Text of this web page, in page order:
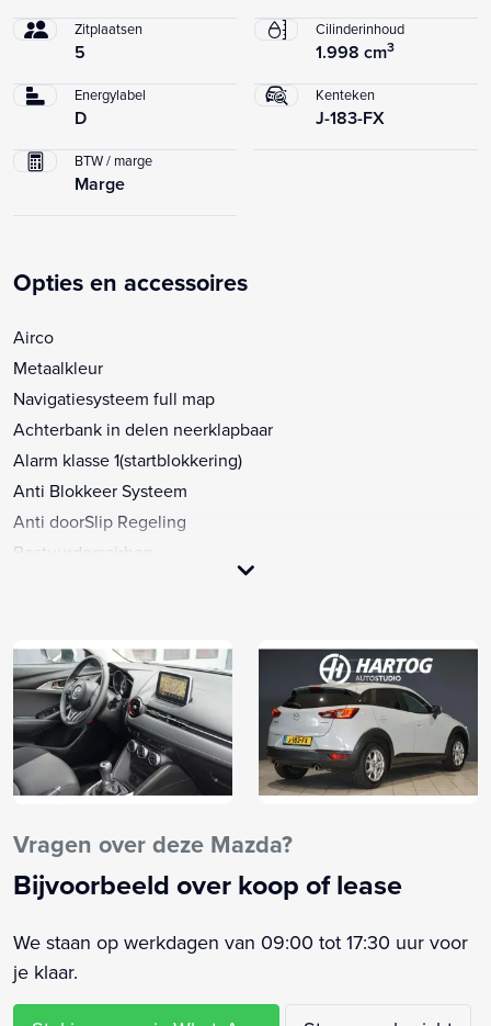
Zitplaatsen
5
Cilinderinhoud
1.998 cm3
Energylabel
D
Kenteken
J-183-FX
BTW / marge
Marge
Opties en accessoires
Airco
Metaalkleur
Navigatiesysteem full map
Achterbank in delen neerklapbaar
Alarm klasse 1(startblokkering)
Anti Blokkeer Systeem
Anti doorSlip Regeling
Bestuurdersairbag
Bestuurdersstoel in hoogte verstelbaar
Buitenspiegels elektrisch verstelbaar
Centrale deurvergrendeling met afstandsbediening
Dakspoiler
Elektrische ramen voor en achter
Elektronische remkrachtverdeling
Hill hold functie
Hoofd airbag(s) voor
Multimedia-voorbereiding
Radio
Start/stop systeem
Stuur verstelbaar
Vragen over deze Mazda?
Bijvoorbeeld over koop of lease
We staan op werkdagen van 09:00 tot 17:30 uur voor
je klaar.